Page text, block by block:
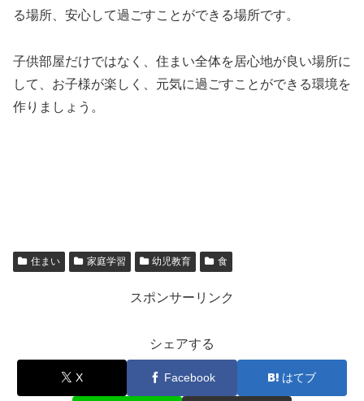
る場所、安心して過ごすことができる場所です。
子供部屋だけではなく、住まい全体を居心地が良い場所に
して、お子様が楽しく、元気に過ごすことができる環境を
作りましょう。
住まい 家庭学習 幼児教育 食
スポンサーリンク
シェアする
X Facebook はてブ